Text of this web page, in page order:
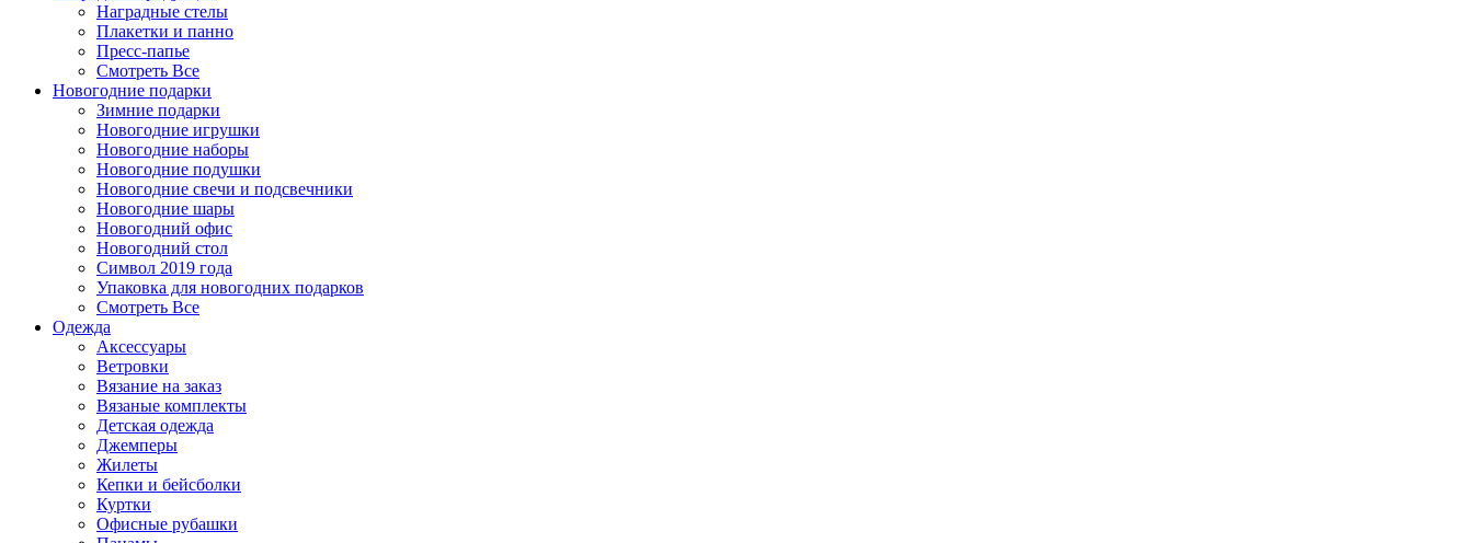
Наградные стелы
Плакетки и панно
Пресс-папье
Смотреть Все
Новогодние подарки
Зимние подарки
Новогодние игрушки
Новогодние наборы
Новогодние подушки
Новогодние свечи и подсвечники
Новогодние шары
Новогодний офис
Новогодний стол
Символ 2019 года
Упаковка для новогодних подарков
Смотреть Все
Одежда
Аксессуары
Ветровки
Вязание на заказ
Вязаные комплекты
Детская одежда
Джемперы
Жилеты
Кепки и бейсболки
Куртки
Офисные рубашки